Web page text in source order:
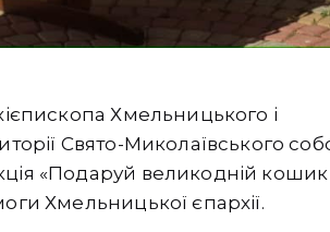
Хмельницького і
Свято-Миколаївського
«Подаруй великодній
Хмельницької єпархії.